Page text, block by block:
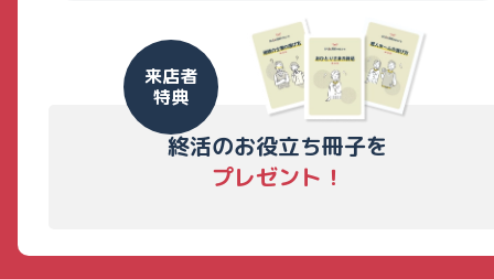
来店者
特典
終活のお役立ち冊子を
プレゼント！